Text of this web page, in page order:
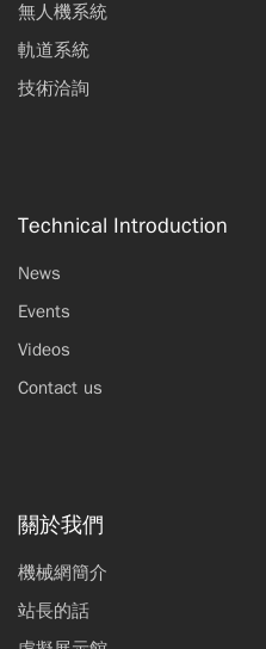
無人機系統
軌道系統
技術洽詢
Technical Introduction
News
Events
Videos
Contact us
關於我們
機械網簡介
站長的話